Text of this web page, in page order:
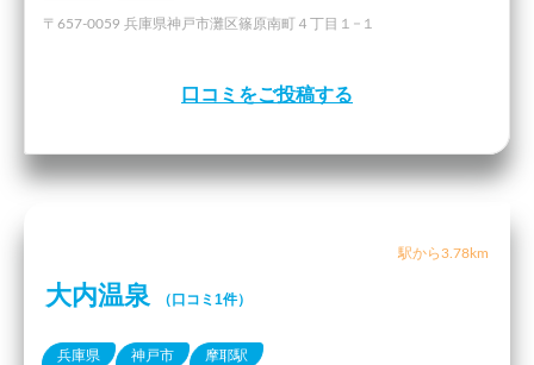
〒657-0059 兵庫県神戸市灘区篠原南町４丁目１−１
口コミをご投稿する
駅から3.78km
大内温泉 （口コミ1件）
兵庫県 神戸市 摩耶駅